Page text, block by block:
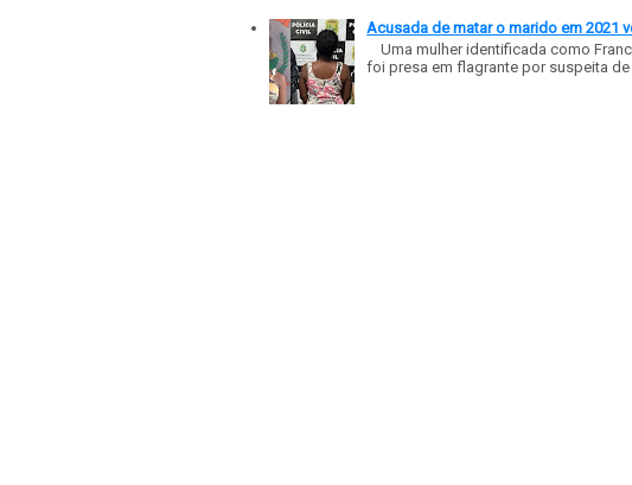
Acusada de matar o marido em 2021
Uma mulher identificada como
foi presa em flagrante por suspeita de